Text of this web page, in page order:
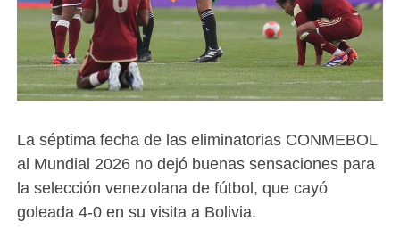
La séptima fecha de las eliminatorias CONMEBOL
al Mundial 2026 no dejó buenas sensaciones para
la selección venezolana de fútbol, que cayó
goleada 4-0 en su visita a Bolivia.